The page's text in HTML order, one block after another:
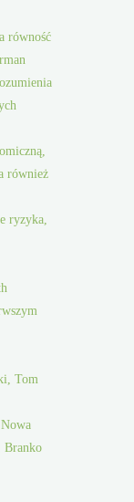
równość
również
ryzyka,
Tom
Branko